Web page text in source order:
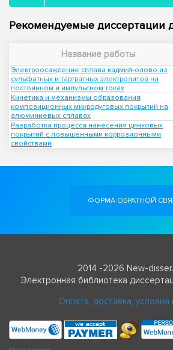
Рекомендуемые диссертации
Название работы
Электроосаждение сплава кадмий-олово из
сульфатных и тартратных электролитов на
постоянном и импульсном токах
Кинетика и механизмы образования
композиционных микродуговых покрытий на
алюминиевых сплавах
Разработка процесса нанесения цинковых
покрытий с повышенными коррозионными
свойствами
ФОРМА ОБРАТНОЙ
2014 -2026 New-
Электронная библиотека
Оплата, доставка, условия